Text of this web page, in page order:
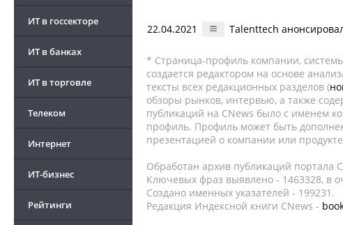
ИТ в госсекторе
ИТ в банках
ИТ в торговле
Телеком
Интернет
ИТ-бизнес
Рейтинги
22.04.2021 Talenttech
* Страница-профиль компании,
создается редактором на основе
тексты всех редакционных разделов (
обзоры рынков, интервью, а также
публикаций на CNews было с именем
профиль. Профиль может быть
презентацией о компании или
Обработан архив публикаций портала
Ключевых фраз выявлено - 1463328, в
Создано именных указателей - 199231.
Редакция Индексной книги CNews -